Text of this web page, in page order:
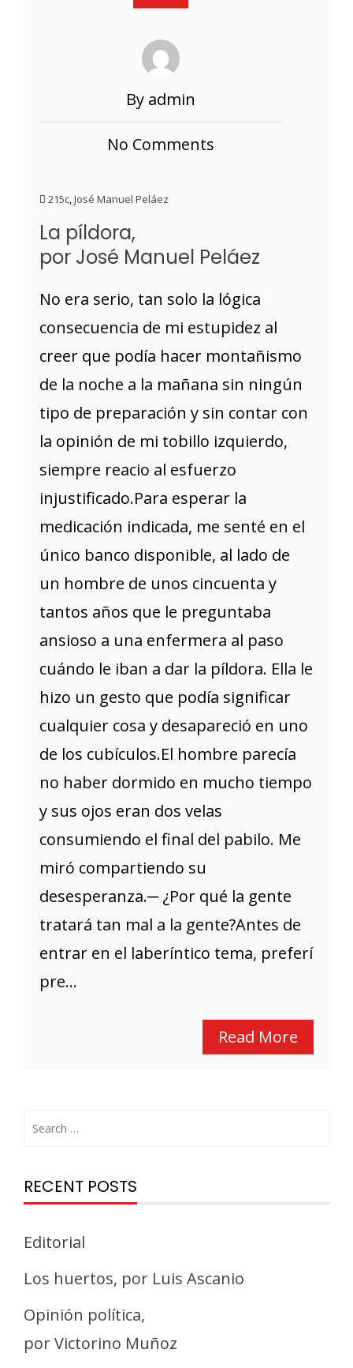
By admin
No Comments
215c,José Manuel Peláez
La píldora,
por José Manuel Peláez
No era serio, tan solo la lógica
consecuencia de mi estupidez al
creer que podía hacer montañismo
de la noche a la mañana sin ningún
tipo de preparación y sin contar con
la opinión de mi tobillo izquierdo,
siempre reacio al esfuerzo
injustificado.Para esperar la
medicación indicada, me senté en el
único banco disponible, al lado de
un hombre de unos cincuenta y
tantos años que le preguntaba
ansioso a una enfermera al paso
cuándo le iban a dar la píldora. Ella le
hizo un gesto que podía significar
cualquier cosa y desapareció en uno
de los cubículos.El hombre parecía
no haber dormido en mucho tiempo
y sus ojos eran dos velas
consumiendo el final del pabilo. Me
miró compartiendo su
desesperanza.─ ¿Por qué la gente
tratará tan mal a la gente?Antes de
entrar en el laberíntico tema, preferí
pre...
Read More
RECENT POSTS
Editorial
Los huertos, por Luis Ascanio
Opinión política,
por Victorino Muñoz